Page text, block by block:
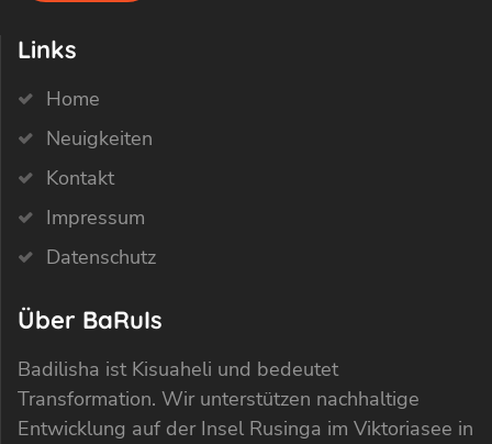
Links
Home
Neuigkeiten
Kontakt
Impressum
Datenschutz
Über BaRuIs
Badilisha ist Kisuaheli und bedeutet
Transformation. Wir unterstützen nachhaltige
Entwicklung auf der Insel Rusinga im Viktoriasee in